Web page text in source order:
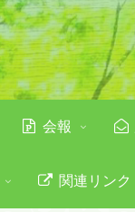
会報
関連リンク